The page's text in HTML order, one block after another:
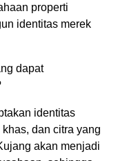
properti
identitas merek
dapat
identitas
dan citra yang
akan menjadi